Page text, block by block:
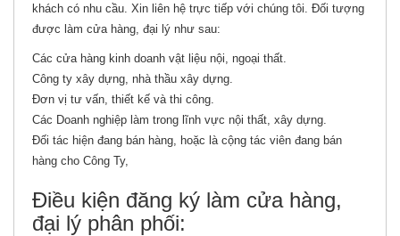
khách có nhu cầu. Xin liên hệ trực tiếp với chúng tôi. Đối tượng
được làm cửa hàng, đại lý như sau:
Các cửa hàng kinh doanh vật liệu nội, ngoại thất.
Công ty xây dựng, nhà thầu xây dựng.
Đơn vị tư vấn, thiết kế và thi công.
Các Doanh nghiệp làm trong lĩnh vực nội thất, xây dựng.
Đối tác hiện đang bán hàng, hoặc là cộng tác viên đang bán
hàng cho Công Ty,
Điều kiện đăng ký làm cửa hàng,
đại lý phân phối: